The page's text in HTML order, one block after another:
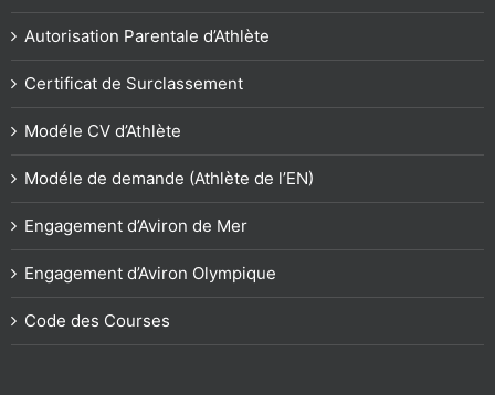
Autorisation Parentale d’Athlète
Certificat de Surclassement
Modéle CV d’Athlète
Modéle de demande (Athlète de l’EN)
Engagement d’Aviron de Mer
Engagement d’Aviron Olympique
Code des Courses